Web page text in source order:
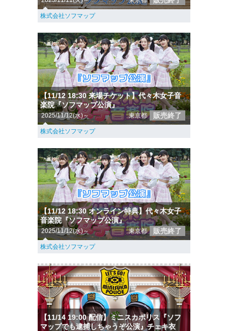
株式会社ソフマップ
【11/12 18:30 来場チケット】代々木女子音
楽院『ソフマップ公演』
2025/11/12(水)～ 東京都 販売終了
株式会社ソフマップ
【11/12 18:30 オンライン特典】代々木女子
音楽院『ソフマップ公演』
2025/11/12(水)～ 東京都 販売終了
株式会社ソフマップ
【11/14 19:00 配信】ミニスカポリス『ソフ
マップでも逮捕しちゃうぞ公演』チェキ衣